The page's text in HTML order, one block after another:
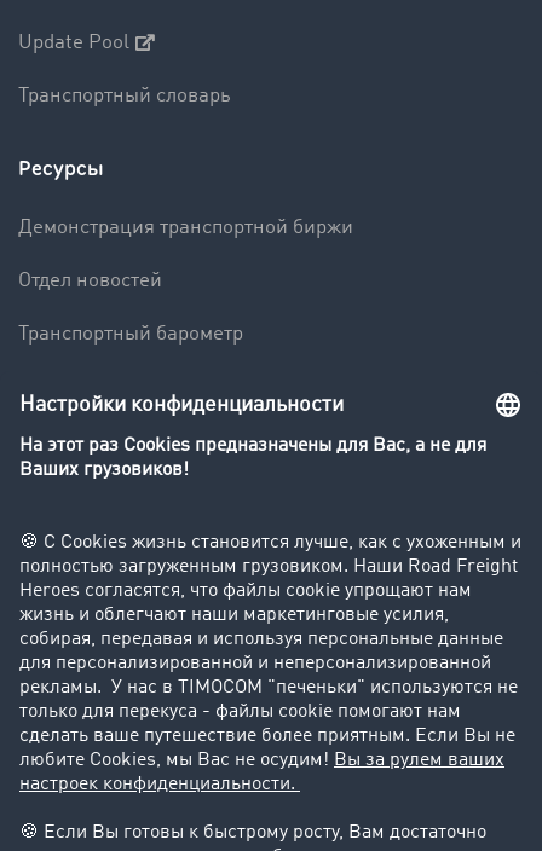
Update Pool
Транспортный словарь
Ресурсы
Демонстрация транспортной биржи
Отдел новостей
Транспортный барометр
Компания
Истории успеха
Поддержка
Поддержка
Юридическая информация